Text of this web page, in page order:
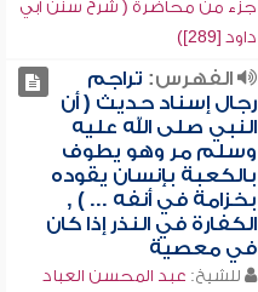
جزء من محاضرة ( شرح سنن أبي
داود [289])
الفهرس: تراجم
رجال إسناد حديث ( أن
النبي صلى الله عليه
وسلم مر وهو يطوف
بالكعبة بإنسان يقوده
بخزامة في أنفه ... ) ,
الكفارة في النذر إذا كان
في معصية
للشيخ: عبد المحسن العباد